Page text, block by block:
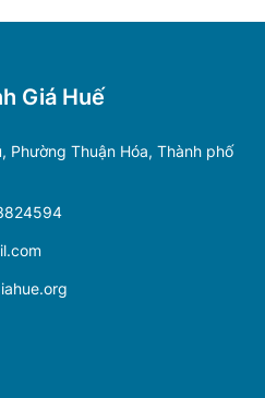
Giá Huế
Phường Thuận Hóa, Thành phố